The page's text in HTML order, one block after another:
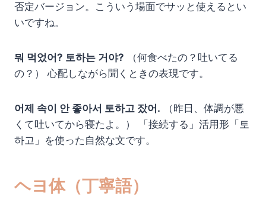
否定バージョン。こういう場面でサッと使えるとい
いですね。
뭐 먹었어? 토하는 거야? （何食べたの？吐いてる
の？） 心配しながら聞くときの表現です。
어제 속이 안 좋아서 토하고 잤어. （昨日、体調が悪
くて吐いてから寝たよ。） 「接続する」活用形「토
하고」を使った自然な文です。
ヘヨ体（丁寧語）